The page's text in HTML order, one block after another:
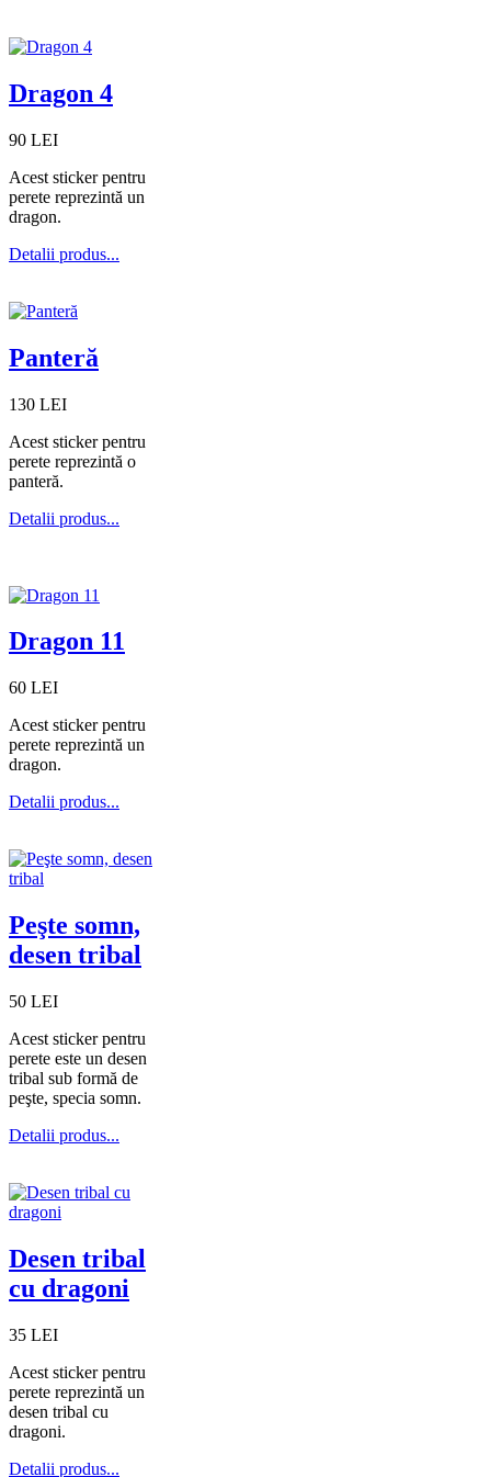
Dragon 4
90 LEI
Acest sticker pentru
perete reprezintă un
dragon.
Detalii produs...
Panteră
130 LEI
Acest sticker pentru
perete reprezintă o
panteră.
Detalii produs...
Dragon 11
60 LEI
Acest sticker pentru
perete reprezintă un
dragon.
Detalii produs...
Peşte somn,
desen tribal
50 LEI
Acest sticker pentru
perete este un desen
tribal sub formă de
peşte, specia somn.
Detalii produs...
Desen tribal
cu dragoni
35 LEI
Acest sticker pentru
perete reprezintă un
desen tribal cu
dragoni.
Detalii produs...